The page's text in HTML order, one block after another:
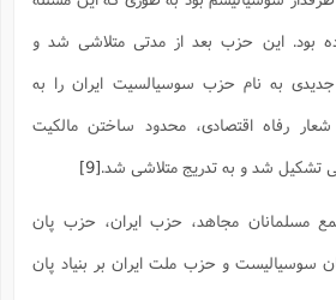
بود. این حزب بعد از مدتی متلاشی شد و
به نام حزب سوسیالسیت ایران را به
رفاه اقتصادی، محدود ساختن مالکیت
تشکیل شد و به تدریج متلاشی شد.[9]
مسلمانان مجاهد، حزب ایران، حزب پان
سوسیالیست و حزب ملت ایران بر بنیاد پان